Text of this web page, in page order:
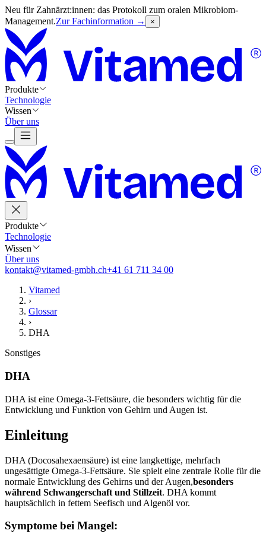
Neu für Zahnärzt:innen: das Protokoll zum oralen Mikrobiom-
Management.Zur Fachinformation → ×
Produkte
Technologie
Wissen
Über uns
Produkte
Technologie
Wissen
Über uns
kontakt@vitamed-gmbh.ch+41 61 711 34 00
Vitamed
›
Glossar
›
DHA
Sonstiges
DHA
DHA ist eine Omega-3-Fettsäure, die besonders wichtig für die
Entwicklung und Funktion von Gehirn und Augen ist.
Einleitung
DHA (Docosahexaensäure) ist eine langkettige, mehrfach
ungesättigte Omega-3-Fettsäure. Sie spielt eine zentrale Rolle für die
normale Entwicklung des Gehirns und der Augen,besonders
während Schwangerschaft und Stillzeit. DHA kommt
hauptsächlich in fettem Seefisch und Algenöl vor.
Symptome bei Mangel: